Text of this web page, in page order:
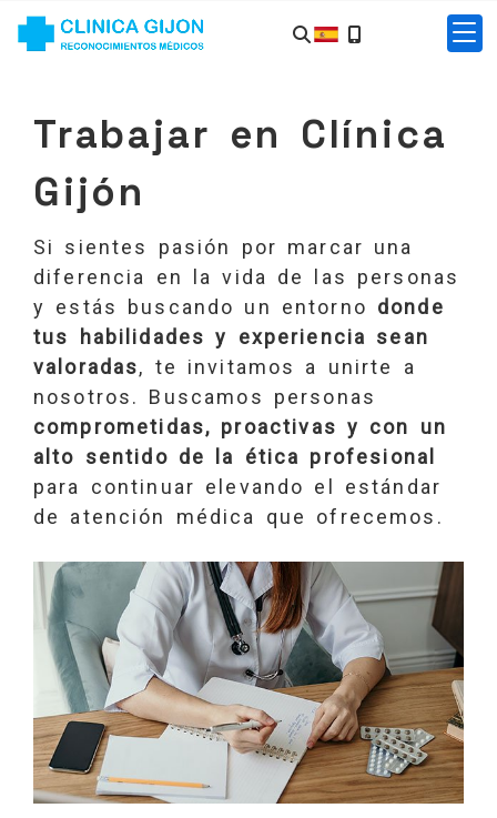
Trabajar en Clínica
Gijón
Si sientes pasión por marcar una
diferencia en la vida de las personas
y estás buscando un entorno donde
tus habilidades y experiencia sean
valoradas, te invitamos a unirte a
nosotros. Buscamos personas
comprometidas, proactivas y con un
alto sentido de la ética profesional
para continuar elevando el estándar
de atención médica que ofrecemos.